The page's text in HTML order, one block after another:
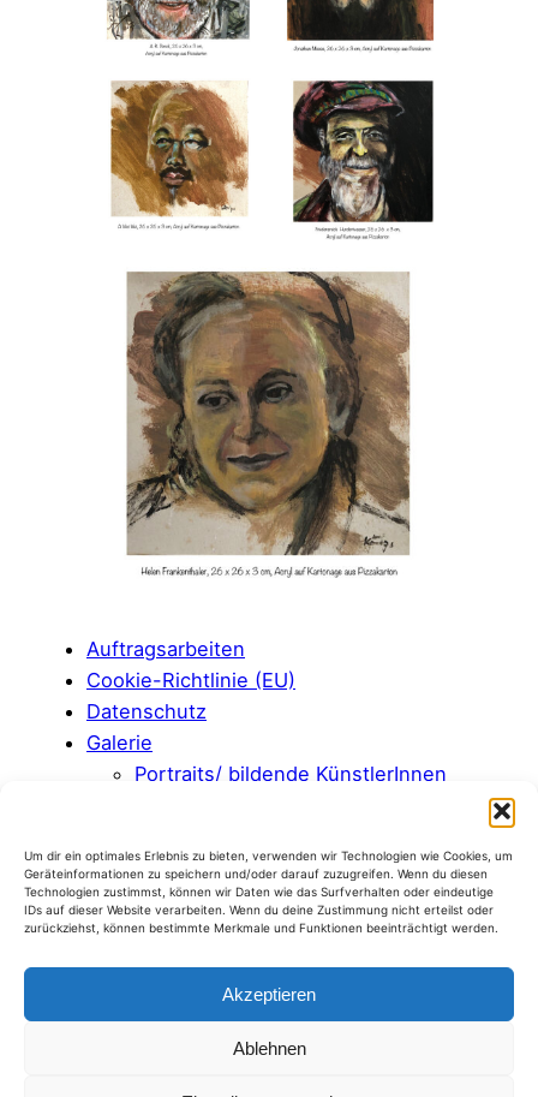
Um dir ein optimales Erlebnis zu bieten, verwenden wir Technologien wie Cookies, um
Geräteinformationen zu speichern und/oder darauf zuzugreifen. Wenn du diesen
Technologien zustimmst, können wir Daten wie das Surfverhalten oder eindeutige
IDs auf dieser Website verarbeiten. Wenn du deine Zustimmung nicht erteilst oder
zurückziehst, können bestimmte Merkmale und Funktionen beeinträchtigt werden.
Akzeptieren
Ablehnen
Auftragsarbeiten
Cookie-Richtlinie (EU)
Datenschutz
Galerie
Portraits/ bildende KünstlerInnen
Birkenabstraktionen
Miniaturen
Portraits/ Musiker
Home
Über mich
Der Pizzakarton